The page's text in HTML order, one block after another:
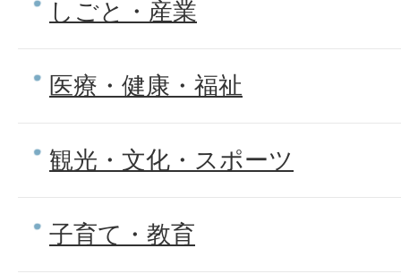
しごと・産業
医療・健康・福祉
観光・文化・スポーツ
子育て・教育